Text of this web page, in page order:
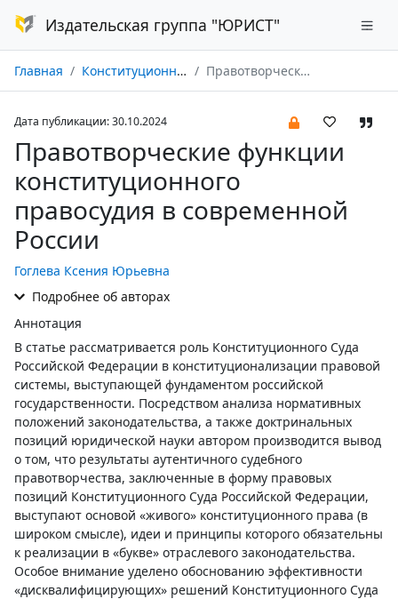
Издательская группа "ЮРИСТ"
Главная Конституционное и муниципальное право № 11/2024 Правотворческие функции конституционного правосудия в современной России
Дата публикации: 30.10.2024
Правотворческие функции
конституционного
правосудия в современной
России
Гоглева Ксения Юрьевна
Подробнее об авторах
Аннотация
В статье рассматривается роль Конституционного Суда
Российской Федерации в конституционализации правовой
системы, выступающей фундаментом российской
государственности. Посредством анализа нормативных
положений законодательства, а также доктринальных
позиций юридической науки автором производится вывод
о том, что результаты аутентичного судебного
правотворчества, заключенные в форму правовых
позиций Конституционного Суда Российской Федерации,
выступают основой «живого» конституционного права (в
широком смысле), идеи и принципы которого обязательны
к реализации в «букве» отраслевого законодательства.
Особое внимание уделено обоснованию эффективности
«дисквалифицирующих» решений Конституционного Суда